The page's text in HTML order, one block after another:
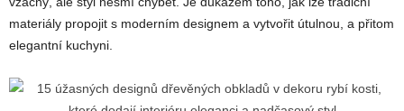
materiály propojit s moderním designem a vytvořit útulnou, a přitom
elegantní kuchyni.